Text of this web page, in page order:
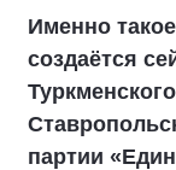
Именно
создаётся
партии